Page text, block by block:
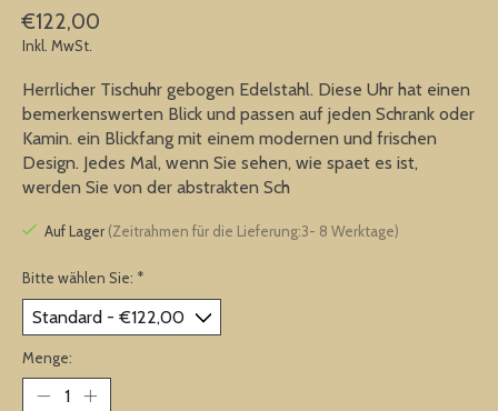
€122,00
Inkl. MwSt.
Herrlicher Tischuhr gebogen Edelstahl. Diese Uhr hat einen
bemerkenswerten Blick und passen auf jeden Schrank oder
Kamin. ein Blickfang mit einem modernen und frischen
Design. Jedes Mal, wenn Sie sehen, wie spaet es ist,
werden Sie von der abstrakten Sch
Auf Lager (Zeitrahmen für die Lieferung:3- 8 Werktage)
Bitte wählen Sie: *
Menge: